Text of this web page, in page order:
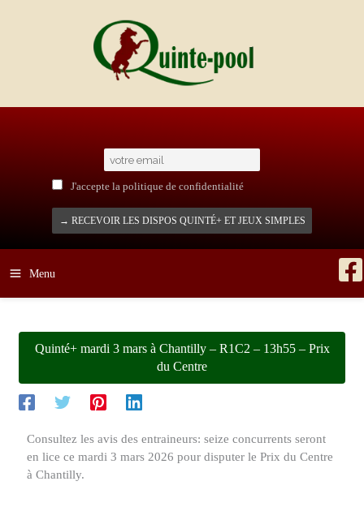
J'accepte la politique de confidentialité
Menu
Quinté+ mardi 3 mars à Chantilly – R1C2 – 13h55 – Prix
du Centre
Consultez les avis des entraineurs: seize concurrents seront
en lice ce mardi 3 mars 2026 pour disputer le Prix du Centre
à Chantilly.